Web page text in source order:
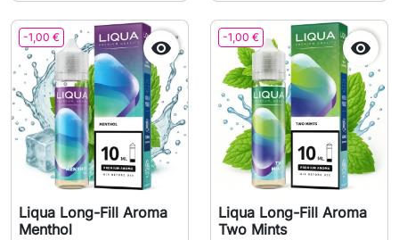
-1,00 € 
Liqua Long-Fill Aroma
Menthol
-1,00 € 
Liqua Long-Fill Aroma
Two Mints